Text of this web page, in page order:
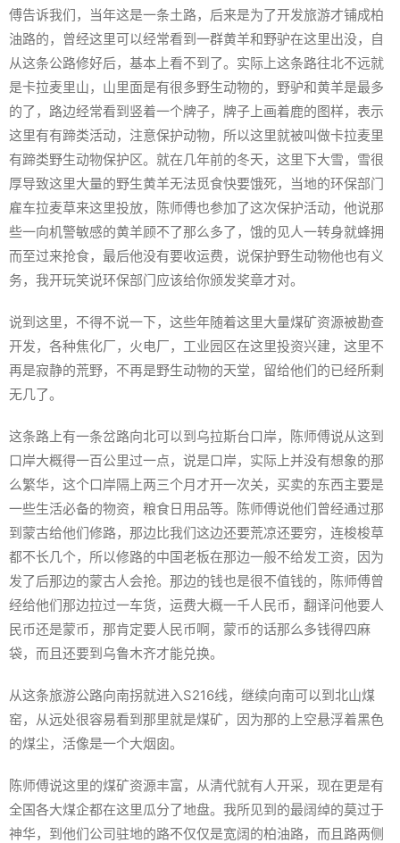
傅告诉我们，当年这是一条土路，后来是为了开发旅游才铺成柏
油路的，曾经这里可以经常看到一群黄羊和野驴在这里出没，自
从这条公路修好后，基本上看不到了。实际上这条路往北不远就
是卡拉麦里山，山里面是有很多野生动物的，野驴和黄羊是最多
的了，路边经常看到竖着一个牌子，牌子上画着鹿的图样，表示
这里有有蹄类活动，注意保护动物，所以这里就被叫做卡拉麦里
有蹄类野生动物保护区。就在几年前的冬天，这里下大雪，雪很
厚导致这里大量的野生黄羊无法觅食快要饿死，当地的环保部门
雇车拉麦草来这里投放，陈师傅也参加了这次保护活动，他说那
些一向机警敏感的黄羊顾不了那么多了，饿的见人一转身就蜂拥
而至过来抢食，最后他没有要收运费，说保护野生动物他也有义
务，我开玩笑说环保部门应该给你颁发奖章才对。
说到这里，不得不说一下，这些年随着这里大量煤矿资源被勘查
开发，各种焦化厂，火电厂，工业园区在这里投资兴建，这里不
再是寂静的荒野，不再是野生动物的天堂，留给他们的已经所剩
无几了。
这条路上有一条岔路向北可以到乌拉斯台口岸，陈师傅说从这到
口岸大概得一百公里过一点，说是口岸，实际上并没有想象的那
么繁华，这个口岸隔上两三个月才开一次关，买卖的东西主要是
一些生活必备的物资，粮食日用品等。陈师傅说他们曾经通过那
到蒙古给他们修路，那边比我们这边还要荒凉还要穷，连梭梭草
都不长几个，所以修路的中国老板在那边一般不给发工资，因为
发了后那边的蒙古人会抢。那边的钱也是很不值钱的，陈师傅曾
经给他们那边拉过一车货，运费大概一千人民币，翻译问他要人
民币还是蒙币，那肯定要人民币啊，蒙币的话那么多钱得四麻
袋，而且还要到乌鲁木齐才能兑换。
从这条旅游公路向南拐就进入S216线，继续向南可以到北山煤
窑，从远处很容易看到那里就是煤矿，因为那的上空悬浮着黑色
的煤尘，活像是一个大烟囱。
陈师傅说这里的煤矿资源丰富，从清代就有人开采，现在更是有
全国各大煤企都在这里瓜分了地盘。我所见到的最阔绰的莫过于
神华，到他们公司驻地的路不仅仅是宽阔的柏油路，而且路两侧